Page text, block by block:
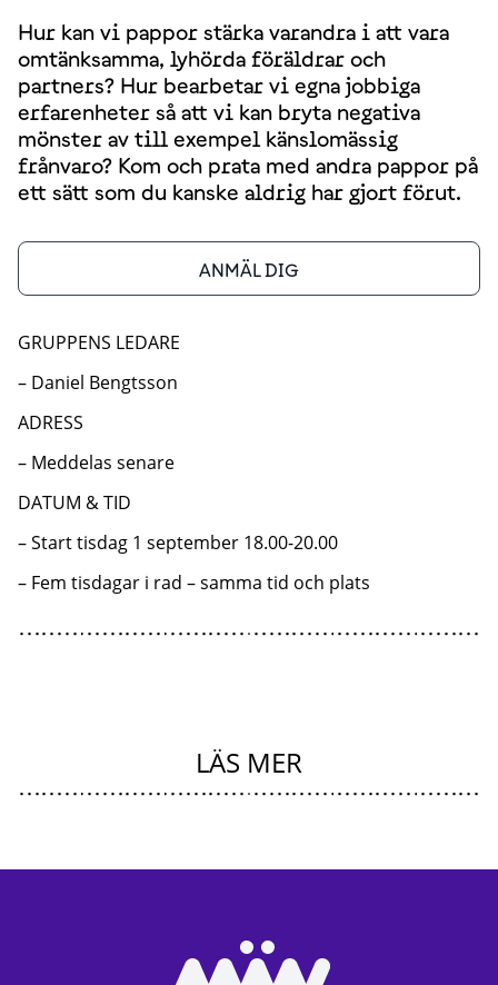
Hur kan vi pappor stärka varandra i att vara
omtänksamma, lyhörda föräldrar och
partners? Hur bearbetar vi egna jobbiga
erfarenheter så att vi kan bryta negativa
mönster av till exempel känslomässig
frånvaro? Kom och prata med andra pappor på
ett sätt som du kanske aldrig har gjort förut.
ANMÄL DIG
GRUPPENS LEDARE
– Daniel Bengtsson
ADRESS
– Meddelas senare
DATUM & TID
– Start tisdag 1 september 18.00-20.00
– Fem tisdagar i rad – samma tid och plats
LÄS MER